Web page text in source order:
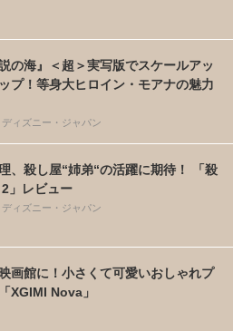
の海』＜超＞実写版でスケールアッ
プ！等身大ヒロイン・モアナの魅力
ィズニー・ジャパン
、殺し屋“姉弟“の活躍に期待！ 「殺
」レビュー
ィズニー・ジャパン
画館に！小さくて可愛いおしゃれプ
XGIMI Nova」